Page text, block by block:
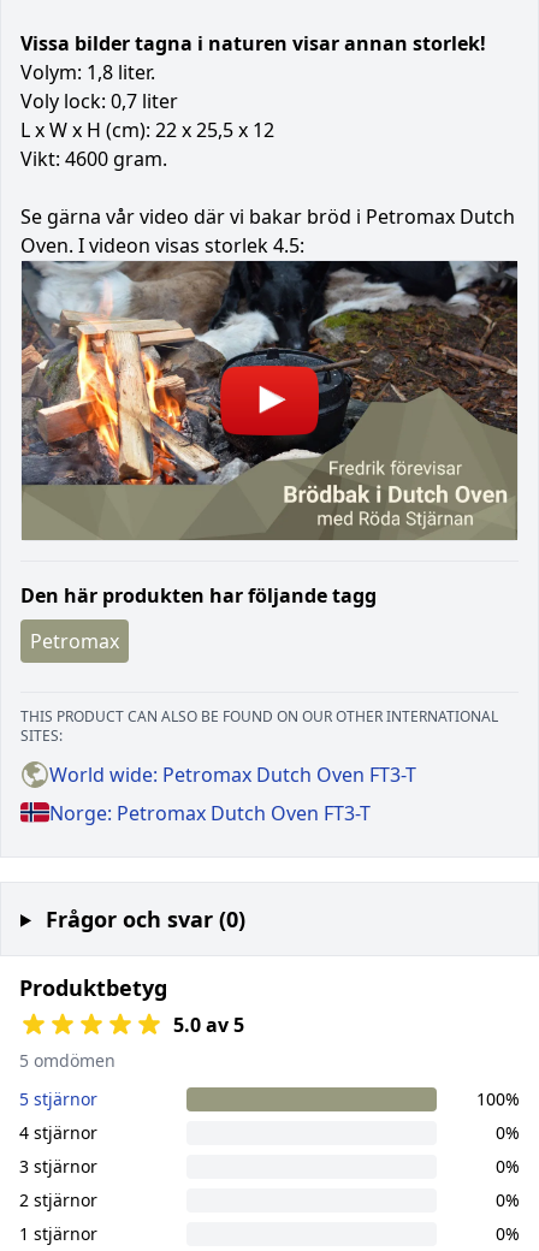
Vissa bilder tagna i naturen visar annan storlek!
Volym: 1,8 liter.
Voly lock: 0,7 liter
L x W x H (cm): 22 x 25,5 x 12
Vikt: 4600 gram.
Se gärna vår video där vi bakar bröd i Petromax Dutch
Oven. I videon visas storlek 4.5:
Den här produkten har följande tagg
Petromax
THIS PRODUCT CAN ALSO BE FOUND ON OUR OTHER INTERNATIONAL
SITES:
World wide: Petromax Dutch Oven FT3-T
Norge: Petromax Dutch Oven FT3-T
Frågor och svar (0)
Produktbetyg
5.0 av 5
5 omdömen
5 stjärnor
100%
4 stjärnor
0%
3 stjärnor
0%
2 stjärnor
0%
1 stjärnor
0%